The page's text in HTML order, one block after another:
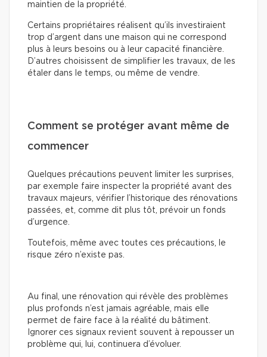
maintien de la propriété.
Certains propriétaires réalisent qu’ils investiraient
trop d’argent dans une maison qui ne correspond
plus à leurs besoins ou à leur capacité financière.
D’autres choisissent de simplifier les travaux, de les
étaler dans le temps, ou même de vendre.
Comment se protéger avant même de
commencer
Quelques précautions peuvent limiter les surprises,
par exemple faire inspecter la propriété avant des
travaux majeurs, vérifier l’historique des rénovations
passées, et, comme dit plus tôt, prévoir un fonds
d’urgence.
Toutefois, même avec toutes ces précautions, le
risque zéro n’existe pas.
Au final, une rénovation qui révèle des problèmes
plus profonds n’est jamais agréable, mais elle
permet de faire face à la réalité du bâtiment.
Ignorer ces signaux revient souvent à repousser un
problème qui, lui, continuera d’évoluer.